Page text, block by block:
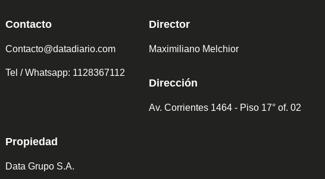
Contacto
Contacto@datadiario.com
Tel / Whatsapp: 1128367112
Propiedad
Data Grupo S.A.
Director
Maximiliano Melchior
Dirección
Av. Corrientes 1464 - Piso 17° of. 02